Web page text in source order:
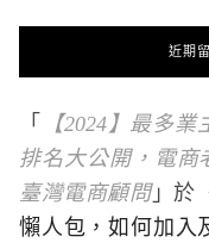
近期
「
【2024】最多
排名大公開，電商
臺灣電商顧問」於
懶人包，如何加入